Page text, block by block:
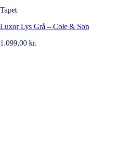
Tapet
Luxor Lys Grå – Cole & Son
1.099,00 kr.